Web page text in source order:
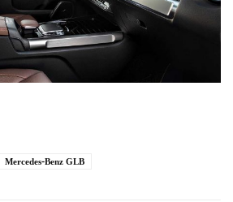
Mercedes-Benz GLB